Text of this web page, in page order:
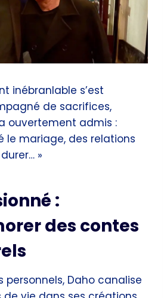
inébranlable s’est
de sacrifices,
ouvertement admis :
le mariage, des relations
»
:
des contes
personnels, Daho canalise